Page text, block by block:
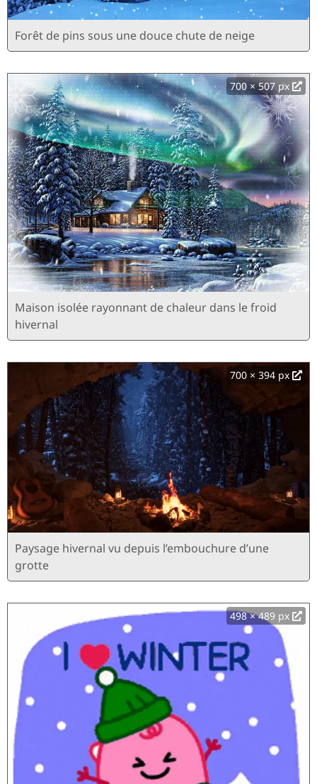
Forêt de pins sous une douce chute de neige
700 × 507 px
Maison isolée rayonnant de chaleur dans le froid
hivernal
700 × 394 px
Paysage hivernal vu depuis l’embouchure d’une
grotte
498 × 489 px